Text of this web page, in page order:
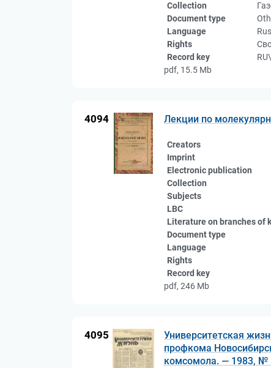
Collection
Document type
Language
Rights
Record key
pdf, 15.5 Mb
4094 Лекции по
Creators
Imprint
Electronic publication
Collection
Subjects
LBC
Literature on branches of
Document type
Language
Rights
Record key
pdf, 246 Mb
4095
Университетская
профкома
комсомола. — 1983, №